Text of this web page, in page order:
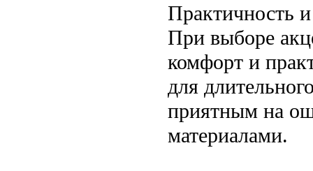
Практичность
При выборе
комфорт и
для
приятным на
материалами.